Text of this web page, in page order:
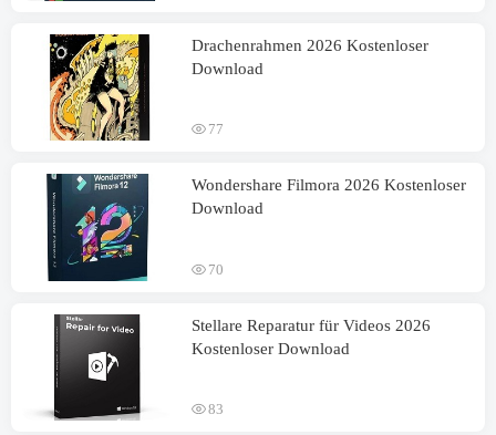
Drachenrahmen 2026 Kostenloser
Download
77
Wondershare Filmora 2026 Kostenloser
Download
70
Stellare Reparatur für Videos 2026
Kostenloser Download
83